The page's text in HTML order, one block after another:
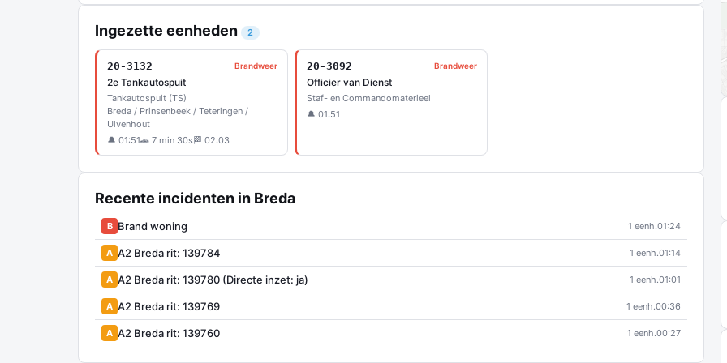
Ingezette eenheden 2
20-3132 Brandweer
2e Tankautospuit
Tankautospuit (TS)
Breda / Prinsenbeek / Teteringen /
Ulvenhout
🔔 01:51🚗 7 min 30s 🏁 02:03
20-3092 Brandweer
Officier van Dienst
Staf- en Commandomaterieel
🔔 01:51
Recente incidenten in Breda
B Brand woning 1 eenh.01:24
A A2 Breda rit: 139784 1 eenh.01:14
A A2 Breda rit: 139780 (Directe inzet: ja) 1 eenh.01:01
A A2 Breda rit: 139769 1 eenh.00:36
A A2 Breda rit: 139760 1 eenh.00:27